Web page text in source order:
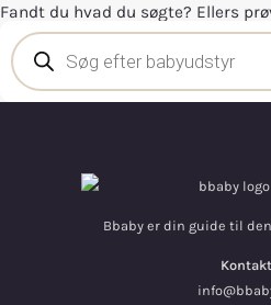
Fandt du hvad du søgte? Ellers
Bbaby er din guide til
Kontakt